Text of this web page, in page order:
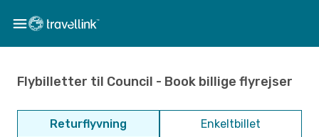
Flybilletter til Council - Book billige flyrejser
Returflyvning Enkeltbillet